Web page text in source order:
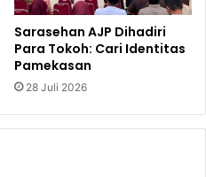
Sarasehan AJP Dihadiri
Para Tokoh: Cari Identitas
Pamekasan
28 Juli 2026